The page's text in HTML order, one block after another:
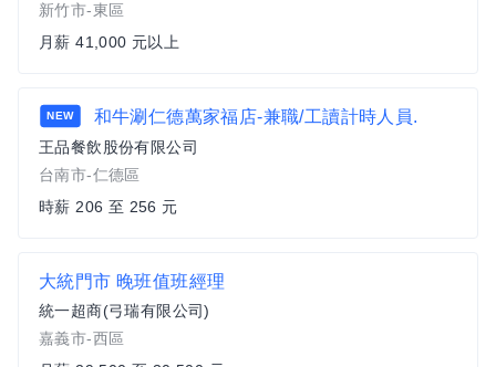
新竹市-東區
月薪 41,000 元以上
NEW 和牛涮仁德萬家福店-兼職/工讀計時人員.
王品餐飲股份有限公司
台南市-仁德區
時薪 206 至 256 元
大統門市 晚班值班經理
統一超商(弓瑞有限公司)
嘉義市-西區